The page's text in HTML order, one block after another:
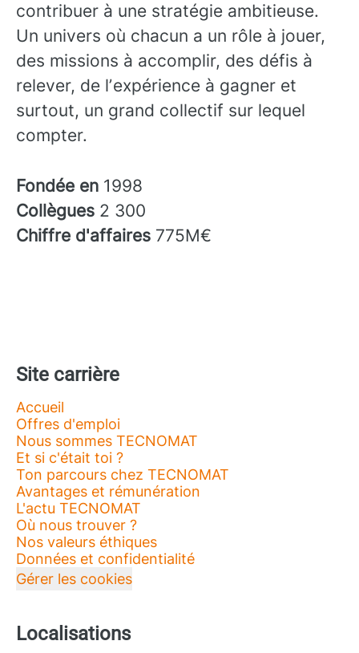
contribuer à une stratégie ambitieuse.
Un univers où chacun a un rôle à jouer,
des missions à accomplir, des défis à
relever, de lʼexpérience à gagner et
surtout, un grand collectif sur lequel
compter.
Fondée en 1998
Collègues 2 300
Chiffre d'affaires 775M€
Site carrière
Accueil
Offres d'emploi
Nous sommes TECNOMAT
Et si c'était toi ?
Ton parcours chez TECNOMAT
Avantages et rémunération
L'actu TECNOMAT
Où nous trouver ?
Nos valeurs éthiques
Données et confidentialité
Gérer les cookies
Localisations